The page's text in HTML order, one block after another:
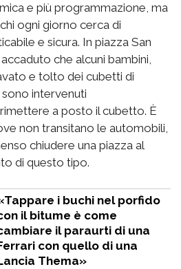
e più programmazione, ma
ogni giorno cerca di
e sicura. In piazza San
che alcuni bambini,
e tolto dei cubetti di
intervenuti
a posto il cubetto. È
non transitano le automobili,
chiudere una piazza al
di questo tipo.
i buchi nel porfido
il bitume è come
il paraurti di una
con quello di una
Thema»